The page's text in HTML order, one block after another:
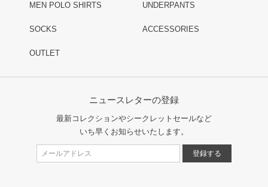
MEN POLO SHIRTS UNDERPANTS
SOCKS ACCESSORIES
OUTLET
ニュースレターの登録
最新コレクションやシークレットセールなど
いち早くお知らせいたします。